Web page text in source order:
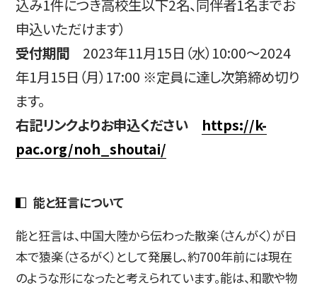
込み1件につき高校生以下2名、同伴者1名までお
申込いただけます）
受付期間2023年11月15日（水）10:00～2024
年1月15日（月）17:00 ※定員に達し次第締め切り
ます。
右記リンクよりお申込ください
https://k-
pac.org/noh_shoutai/
能と狂言について
能と狂言は、中国大陸から伝わった散楽（さんがく）が日
本で猿楽（さるがく）として発展し、約700年前には現在
のような形になったと考えられています。能は、和歌や物